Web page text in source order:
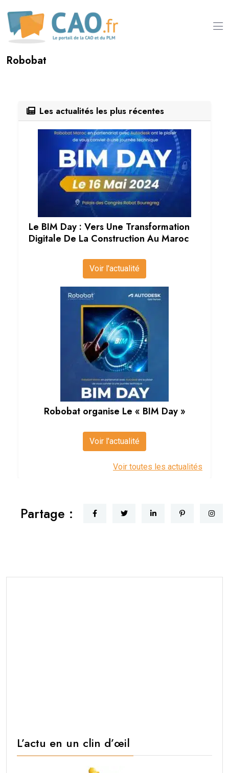
Robobat
Les actualités les plus récentes
Le BIM Day : Vers Une Transformation
Digitale De La Construction Au Maroc
Voir l'actualité
Robobat organise Le « BIM Day »
Voir l'actualité
Voir toutes les actualités
Partage :
L’actu en un clin d’œil